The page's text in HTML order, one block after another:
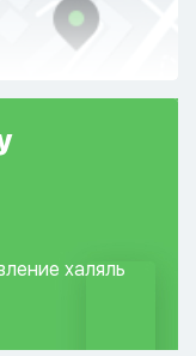
халяль